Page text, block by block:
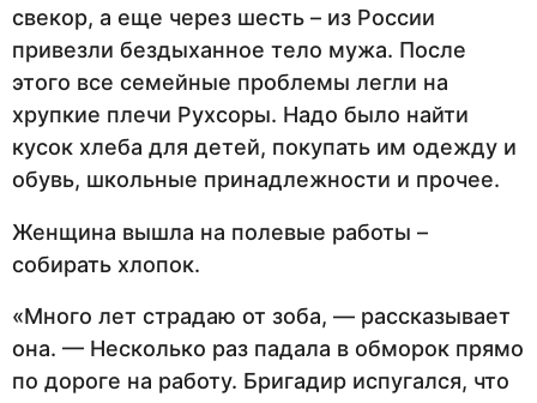
свекор, а еще через шесть – из России
привезли бездыханное тело мужа. После
этого все семейные проблемы легли на
хрупкие плечи Рухсоры. Надо было найти
кусок хлеба для детей, покупать им одежду и
обувь, школьные принадлежности и прочее.
Женщина вышла на полевые работы –
собирать хлопок.
«Много лет страдаю от зоба, — рассказывает
она. — Несколько раз падала в обморок прямо
по дороге на работу. Бригадир испугался, что